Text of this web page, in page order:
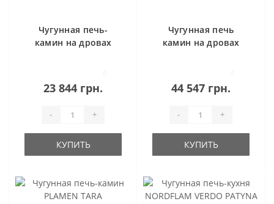
Чугунная печь-
камин на дровах
23 844 грн.
- +
КУПИТЬ
Чугунная печь
камин на дровах
44 547 грн.
- +
КУПИТЬ